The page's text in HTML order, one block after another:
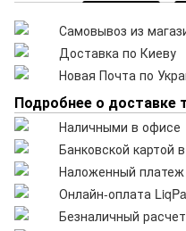
Самовывоз из
Доставка по Киеву
Новая Почта по
Подробнее о доставке
Наличными в офисе
Банковской картой
Наложенный
Онлайн-оплата
Безналичный расчет